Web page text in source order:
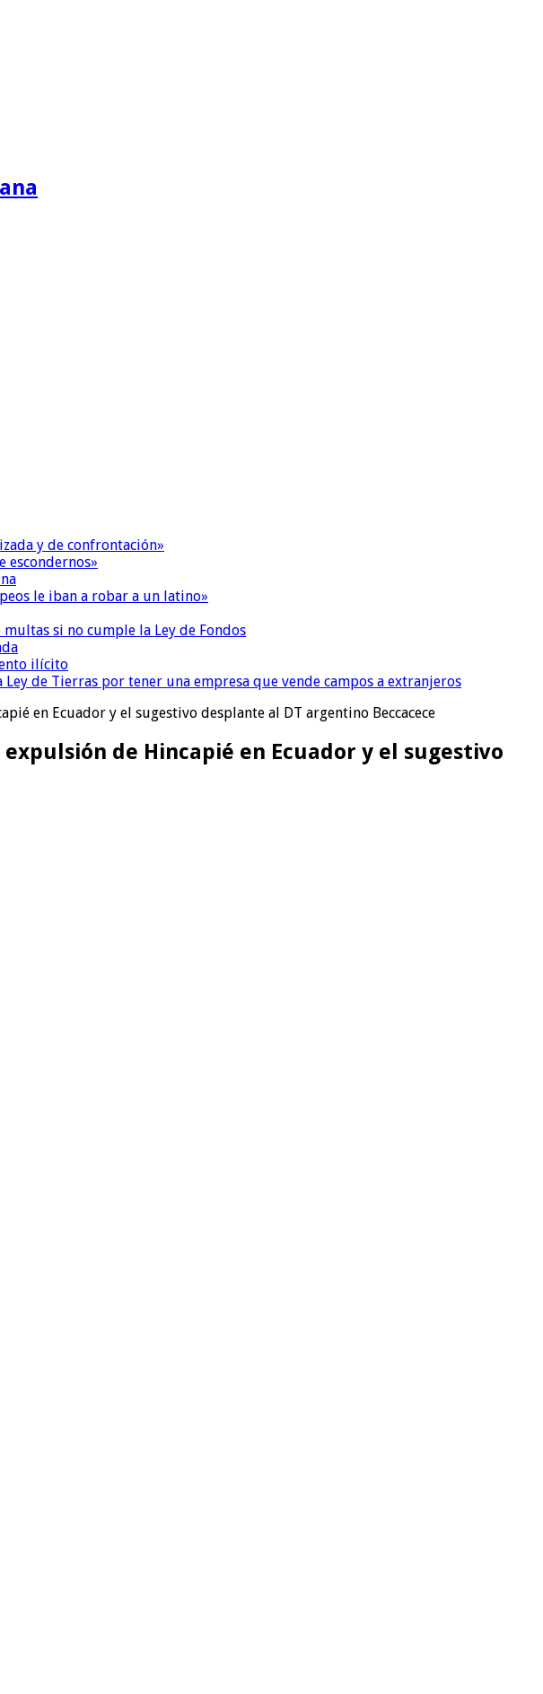
y de confrontación»
escondernos»
le iban a robar a un latino»
si no cumple la Ley de Fondos
ilícito
de Tierras por tener una empresa que vende campos a extranjeros
en Ecuador y el sugestivo desplante al DT argentino Beccacece
de Hincapié en Ecuador y el sugestivo